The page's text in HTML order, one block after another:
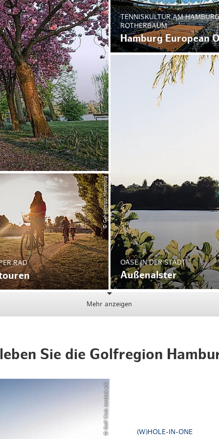
TENNISKULTUR AM
ROTHERBAUM
Hamburg European
OASE IN DER STADT
Außenalster
© Geheimtipp Hamburg
RAD
Mehr anzeigen
Sie die Golfregion
© Golf Club Jersbek e.V. (W)HOLE-IN-ONE